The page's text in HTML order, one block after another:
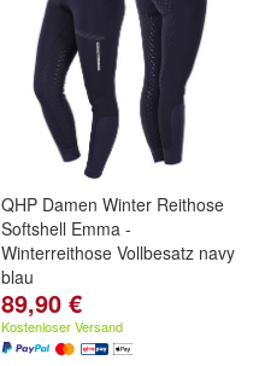
QHP Damen Winter Reithose
Softshell Emma -
Winterreithose Vollbesatz navy
blau
89,90 €
Kostenloser Versand